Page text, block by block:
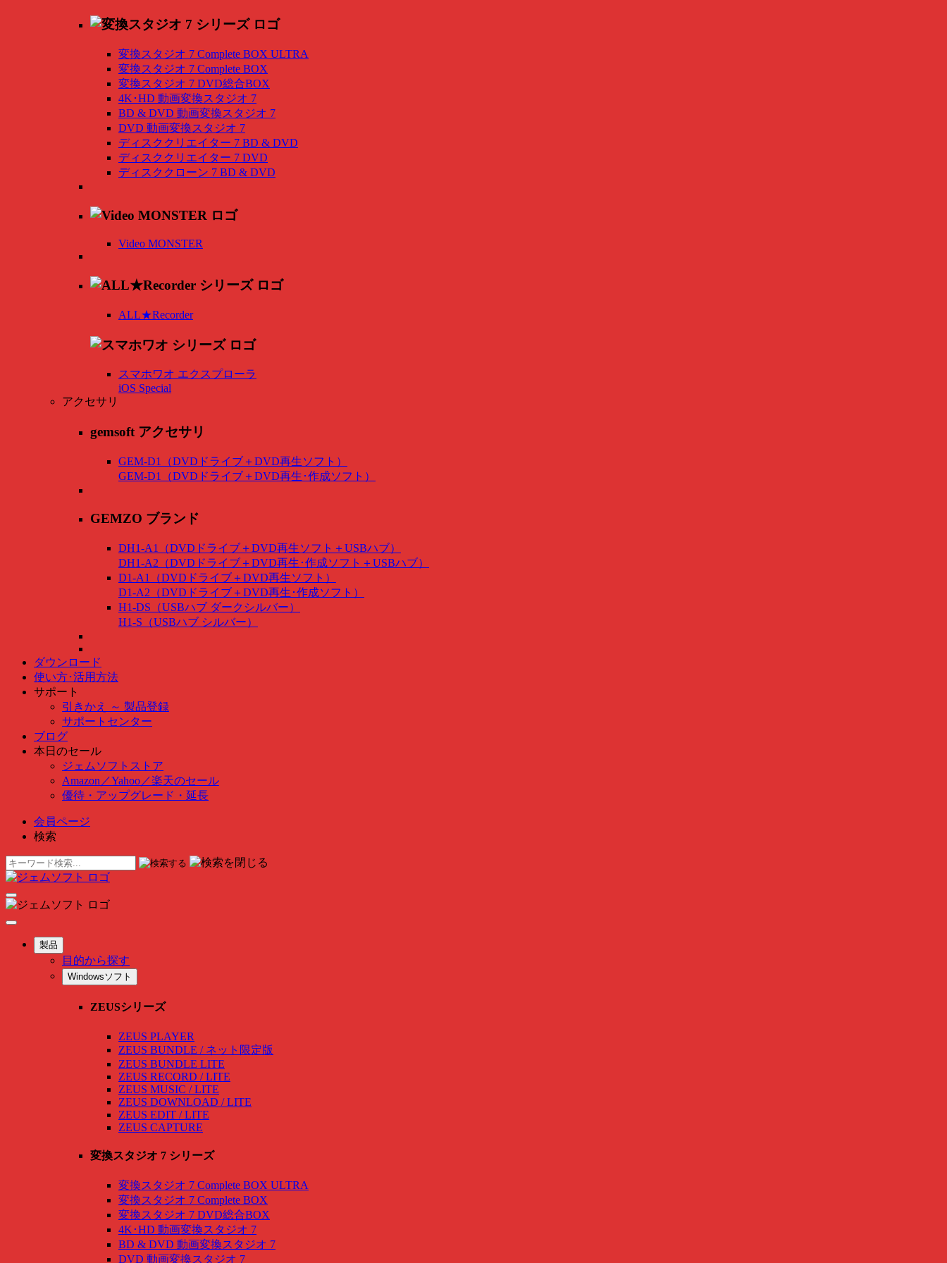
変換スタジオ 7 Complete BOX ULTRA
変換スタジオ 7 Complete BOX
変換スタジオ 7 DVD総合BOX
4K･HD 動画変換スタジオ 7
BD & DVD 動画変換スタジオ 7
DVD 動画変換スタジオ 7
ディスククリエイター 7 BD & DVD
ディスククリエイター 7 DVD
ディスククローン 7 BD & DVD
Video MONSTER
ALL★Recorder
スマホワオ エクスプローラ
iOS Special
アクセサリ
gemsoft アクセサリ
GEM-D1（DVDドライブ＋DVD再生ソフト）
GEM-D1（DVDドライブ＋DVD再生･作成ソフト）
GEMZO ブランド
DH1-A1（DVDドライブ＋DVD再生ソフト＋USBハブ）
DH1-A2（DVDドライブ＋DVD再生･作成ソフト＋USBハブ）
D1-A1（DVDドライブ＋DVD再生ソフト）
D1-A2（DVDドライブ＋DVD再生･作成ソフト）
H1-DS（USBハブ ダークシルバー）
H1-S（USBハブ シルバー）
ダウンロード
使い方･活用方法
サポート
引きかえ ～ 製品登録
サポートセンター
ブログ
本日のセール
ジェムソフトストア
Amazon ／Yahoo ／楽天のセール
優待・アップグレード・延長
会員ページ
検索
製品
目的から探す
Windowsソフト
ZEUSシリーズ
ZEUS PLAYER
ZEUS BUNDLE / ネット限定版
ZEUS BUNDLE LITE
ZEUS RECORD / LITE
ZEUS MUSIC / LITE
ZEUS DOWNLOAD / LITE
ZEUS EDIT / LITE
ZEUS CAPTURE
変換スタジオ 7 シリーズ
変換スタジオ 7 Complete BOX ULTRA
変換スタジオ 7 Complete BOX
変換スタジオ 7 DVD総合BOX
4K･HD 動画変換スタジオ 7
BD & DVD 動画変換スタジオ 7
DVD 動画変換スタジオ 7